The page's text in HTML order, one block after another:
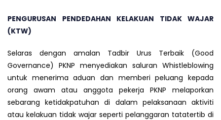
PENGURUSAN PENDEDAHAN KELAKUAN TIDAK WAJAR
(KTW)
Selaras dengan amalan Tadbir Urus Terbaik (Good
Governance) PKNP menyediakan saluran Whistleblowing
untuk menerima aduan dan memberi peluang kepada
orang awam atau anggota pekerja PKNP melaporkan
sebarang ketidakpatuhan di dalam pelaksanaan aktiviti
atau kelakuan tidak wajar seperti pelanggaran tatatertib di